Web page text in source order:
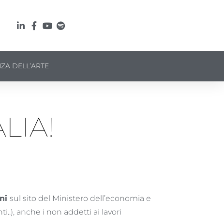
DELL’ARTE
sul sito del Ministero dell’economia e
anche i non addetti ai lavori